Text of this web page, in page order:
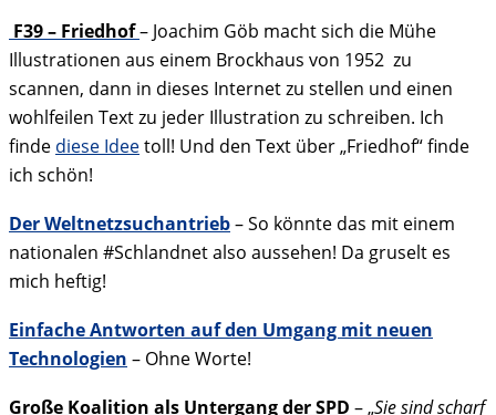
F39 – Friedhof– Joachim Göb macht sich die Mühe
Illustrationen aus einem Brockhaus von 1952 zu
scannen, dann in dieses Internet zu stellen und einen
wohlfeilen Text zu jeder Illustration zu schreiben. Ich
finde diese Ideetoll! Und den Text über „Friedhof“ finde
ich schön!
Der Weltnetzsuchantrieb– So könnte das mit einem
nationalen #Schlandnet also aussehen! Da gruselt es
mich heftig!
Einfache Antworten auf den Umgang mit neuen
Technologien – Ohne Worte!
Große Koalition als Untergang der SPD – „Sie sind scharf